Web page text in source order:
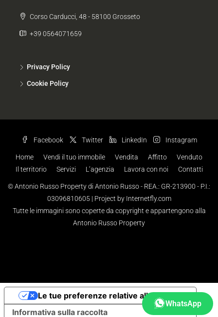
Corso Carducci, 48 - 58100 Grosseto
+39 0564071659
Privacy Policy
Cookie Policy
Facebook Twitter LinkedIn Instagram
Home Vendi il tuo immobile Vendita Affitto
Venduto
Il territorio
Servizi L’agenzia Lavora con noi Contatti
© Antonio Russo Property di Antonio Russo - REA.: GR-213900 - P.I.:
03096810605 | Project by Internetfly.com
Tutte le immagini sono coperte da copyright e appartengono alla
Antonio Russo Property
WhatsApp
Informativa sulla raccolta
Le tue preferenze relative alla privacy